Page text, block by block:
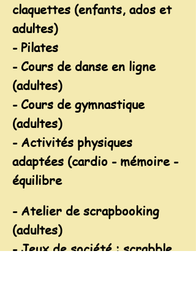
claquettes (enfants, ados et
adultes)
- Pilates
- Cours de danse en ligne
(adultes)
- Cours de gymnastique
(adultes)
- Activités physiques
adaptées (cardio - mémoire -
équilibre
- Atelier descrapbooking
(adultes)
- Jeux desociété :scrabble.